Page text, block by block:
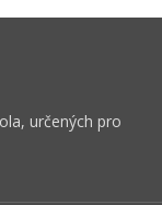
určených pro